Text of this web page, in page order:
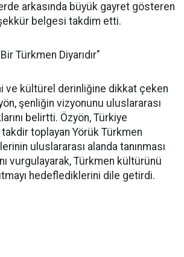
arkasında büyük gayret gösteren
belgesi takdim etti.
Türkmen Diyarıdır"
ve kültürel derinliğine dikkat çeken
şenliğin vizyonunu uluslararası
belirtti. Özyön, Türkiye
toplayan Yörük Türkmen
uluslararası alanda tanınması
vurgulayarak, Türkmen kültürünü
hedeflediklerini dile getirdi.